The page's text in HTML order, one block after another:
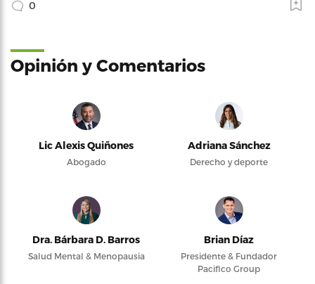
0
Opinión y Comentarios
Lic Alexis Quiñones
Abogado
Adriana Sánchez
Derecho y deporte
Dra. Bárbara D. Barros
Salud Mental & Menopausia
Brian Díaz
Presidente & Fundador
Pacifico Group